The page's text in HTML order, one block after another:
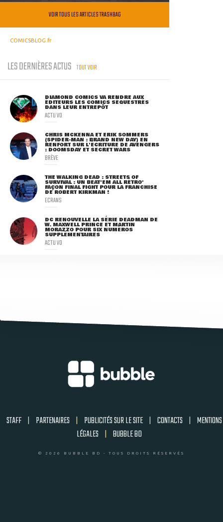
VOIR TOUS LES ARTICLES TRASHBAG
COMICSBLOG.fr
LES DERNIÈRES ACTUS TOUT VOIR
DIAMOND COMICS VA RENDRE AUX
ÉDITEURS LES COMICS SÉQUESTRÉS
DANS LEUR ENTREPÔT
ACTU VO
CHRIS MCKENNA ET ERIK SOMMERS
(SPIDER-MAN : BRAND NEW DAY) EN
RENFORT SUR L'ÉCRITURE DE AVENGERS
: DOOMSDAY ET SECRET WARS
BRÈVE
THE WALKING DEAD : STREETS OF
SURVIVAL : UN BEAT'EM ALL RÉTRO'
FAÇON FINAL FIGHT POUR LA FRANCHISE
DE ROBERT KIRKMAN !
ECRANS
DC RENOUVELLE LA SÉRIE DEADMAN DE
W. MAXWELL PRINCE ET MARTIN
MORAZZO POUR SIX NUMÉROS
SUPPLÉMENTAIRES
ACTU VO
STAFF | PARTENAIRES | PUBLICITÉS SUR LE SITE | CONTACTS | MENTIONS
LÉGALES | BUBBLE BD
© 2026 BUBBLE BD - TOUS DROITS RÉSERVÉS